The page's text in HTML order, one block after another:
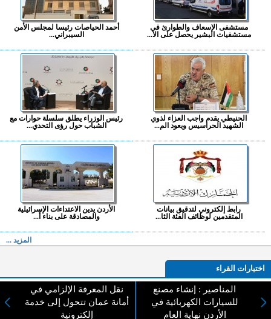
مستشفى الإسعاف والطوارئ في
مستشفيات البشير يحصل على الا...
أحمد الحياصات رئيسا لمجلس الأمن
السيبراني...
الحنيطي يقدم واجب العزاء لذوي
الشهيد الحراسيس ويعود الم...
رئيس الوزراء يطلق سلسلة حوارات مع
الشباب حول رؤى التحدي...
رابط إلكتروني لتدقيق بيانات
المتقدمين لوظائف الفئة الثا...
الأردن يدين الاعتداءات الإسرائيلية
والمصادقة على بناء أ...
المزيد ...
اختيارات القراء
المناصير : إنشاء مصنع
للسيارات الكهربائية في
الأردن نهاية العام
نقل المعرفة الإلزامي في
أمانة عمان تتحول إلى خدمة
إلكترونية